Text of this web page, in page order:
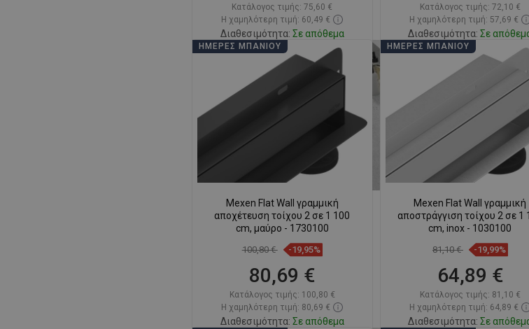
Κατάλογος τιμής: 75,60 €
Η χαμηλότερη τιμή: 60,49 €
Διαθεσιμότητα: Σε απόθεμα
Στο καλάθι
Αγαπημένα
Σύγκριση
Κατάλογος τιμής: 72,10 €
Η χαμηλότερη τιμή: 57,69 €
Διαθεσιμότητα: Σε
Στο καλάθι
Αγαπημένα
Σύγκριση
ΗΜΈΡΕΣ ΜΠΆΝΙΟΥ
Mexen Flat Wall γραμμική
αποχέτευση τοίχου 2 σε 1 100
cm, μαύρο - 1730100
100,80 € -19,95%
80,69 €
Κατάλογος τιμής: 100,80 €
Η χαμηλότερη τιμή: 80,69 €
Διαθεσιμότητα: Σε απόθεμα
ΗΜΈΡΕΣ ΜΠΆΝΙΟΥ
Mexen Flat Wall γραμμική
αποστράγγιση τοίχου 2 σε 1
cm, inox - 1030100
81,10 € -19,99%
64,89 €
Κατάλογος τιμής: 81,10 €
Η χαμηλότερη τιμή: 64,89 €
Διαθεσιμότητα: Σε